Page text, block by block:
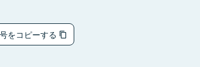
をコピーする